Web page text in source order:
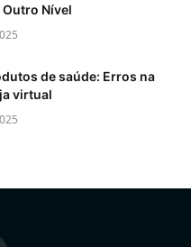
Nível
de saúde: Erros na
virtual